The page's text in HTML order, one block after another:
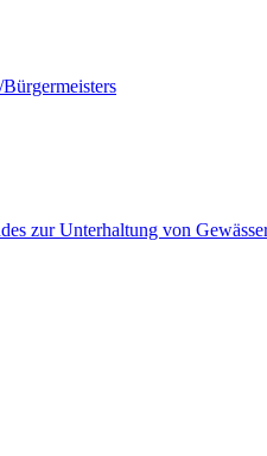
zur Unterhaltung von